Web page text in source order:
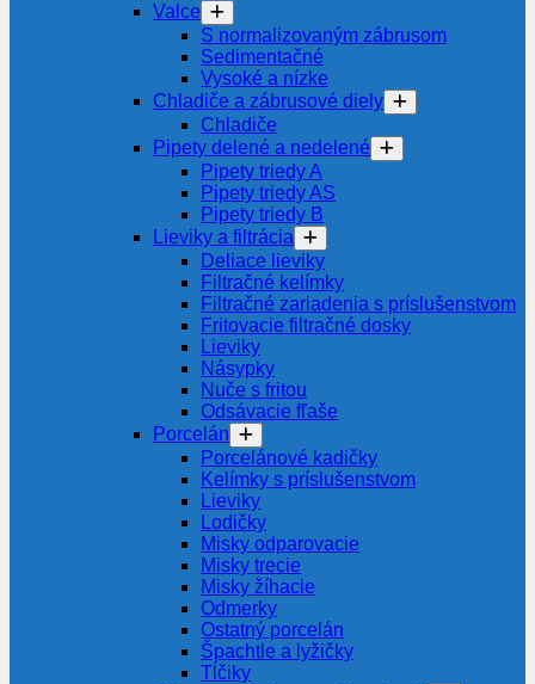
Valce
S normalizovaným zábrusom
Sedimentačné
Vysoké a nízke
Chladiče a zábrusové diely
Chladiče
Pipety delené a nedelené
Pipety triedy A
Pipety triedy AS
Pipety triedy B
Lieviky a filtrácia
Deliace lieviky
Filtračné kelímky
Filtračné zariadenia s príslušenstvom
Fritovacie filtračné dosky
Lieviky
Násypky
Nuče s fritou
Odsávacie fľaše
Porcelán
Porcelánové kadičky
Kelímky s príslušenstvom
Lieviky
Lodičky
Misky odparovacie
Misky trecie
Misky žíhacie
Odmerky
Ostatný porcelán
Špachtle a lyžičky
Tĺčiky